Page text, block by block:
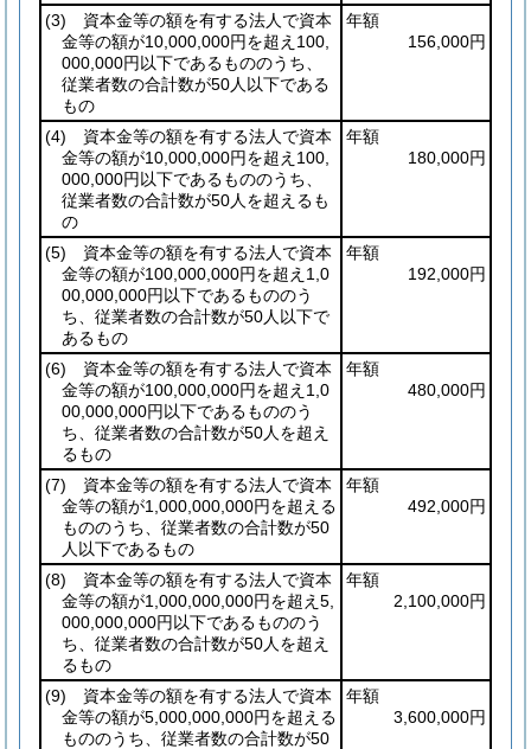
(3) 資本金等の額を有する法人で資本
金等の額が10,000,000円を超え100,
000,000円以下であるもののうち、
従業者数の合計数が50人以下である
もの
年額
156,000円
(4) 資本金等の額を有する法人で資本
金等の額が10,000,000円を超え100,
000,000円以下であるもののうち、
従業者数の合計数が50人を超えるも
の
年額
180,000円
(5) 資本金等の額を有する法人で資本
金等の額が100,000,000円を超え1,0
00,000,000円以下であるもののう
ち、従業者数の合計数が50人以下で
あるもの
年額
192,000円
(6) 資本金等の額を有する法人で資本
金等の額が100,000,000円を超え1,0
00,000,000円以下であるもののう
ち、従業者数の合計数が50人を超え
るもの
年額
480,000円
(7) 資本金等の額を有する法人で資本
金等の額が1,000,000,000円を超える
もののうち、従業者数の合計数が50
人以下であるもの
年額
492,000円
(8) 資本金等の額を有する法人で資本
金等の額が1,000,000,000円を超え5,
000,000,000円以下であるもののう
ち、従業者数の合計数が50人を超え
るもの
年額
2,100,000円
(9) 資本金等の額を有する法人で資本
金等の額が5,000,000,000円を超える
もののうち、従業者数の合計数が50
年額
3,600,000円